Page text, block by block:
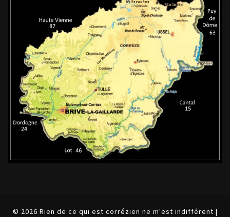
© 2026 Rien de ce qui est corrézien ne m'est indifférent |